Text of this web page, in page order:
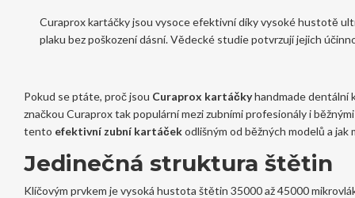
Curaprox kartáčky jsou vysoce efektivní díky vysoké hustotě
plaku bez poškození dásní. Vědecké studie potvrzují jejich
Pokud se ptáte, proč jsou Curaprox kartáčkyhandmade dentální
značkou Curaproxtak populární mezi zubními profesionály i
tento efektivní zubní kartáčekodlišným od běžných modelů a jak
Jedinečná struktura štětin
Klíčovým prvkem jevysoká hustota štětin 35000 až 45000